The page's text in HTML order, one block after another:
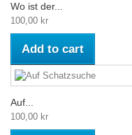
Wo ist der...
100,00 kr
Add to cart
Auf...
100,00 kr